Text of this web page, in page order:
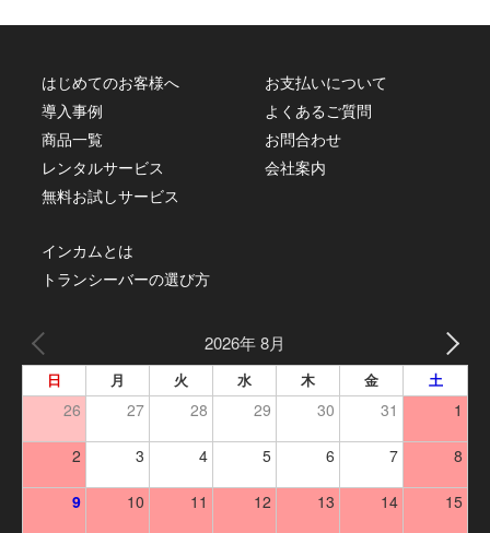
はじめてのお客様へ
導入事例
商品一覧
レンタルサービス
無料お試しサービス
お支払いについて
よくあるご質問
お問合わせ
会社案内
インカムとは
トランシーバーの選び方
2026年 8月
日 月 火 水 木 金 土
26 27 28 29 30 31 1
2 3 4 5 6 7 8
9 10 11 12 13 14 15